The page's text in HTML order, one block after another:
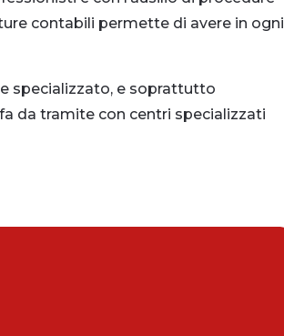
contabili permette di avere in ogni
specializzato, e soprattutto
da tramite con centri specializzati